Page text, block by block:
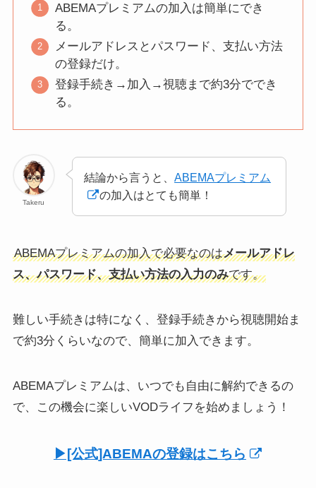
ABEMAプレミアムの加入は簡単にでき
る。
メールアドレスとパスワード、支払い方法
の登録だけ。
登録手続き→加入→視聴まで約3分ででき
る。
Takeru
結論から言うと、ABEMAプレミアム
の加入はとても簡単！
ABEMAプレミアムの加入で必要なのはメールアドレ
ス、パスワード、支払い方法の入力のみです。
難しい手続きは特になく、登録手続きから視聴開始ま
で約3分くらいなので、簡単に加入できます。
ABEMAプレミアムは、いつでも自由に解約できるの
で、この機会に楽しいVODライフを始めましょう！
▶︎[公式]ABEMAの登録はこちら